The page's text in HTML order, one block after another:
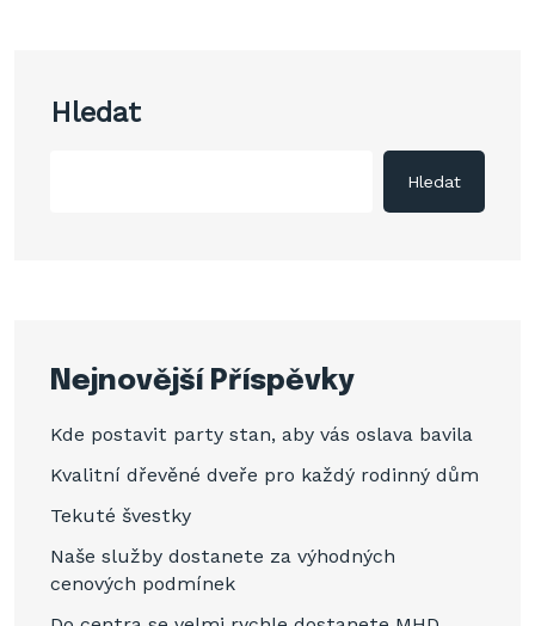
Hledat
Hledat
Nejnovější Příspěvky
Kde postavit party stan, aby vás oslava bavila
Kvalitní dřevěné dveře pro každý rodinný dům
Tekuté švestky
Naše služby dostanete za výhodných
cenových podmínek